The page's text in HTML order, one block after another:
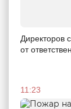
Директоров
от
11:23